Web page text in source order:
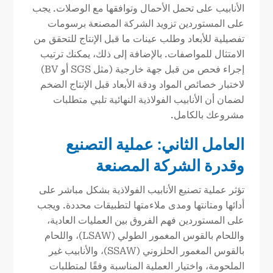
الأنابيب على تحمل الأحمال وتوافقها مع الوصلات. يجب
على المستوردين تزويد الشركة المصنعة برسومات
تفصيلية للأبعاد وطلب عينات ما قبل الإنتاج للتحقق من
الامتثال للمواصفات. بالإضافة إلى ذلك، يمكنك ترتيب
إجراء فحص من قبل جهة خارجية (مثل SGS أو BV)
لاختبار خصائص المواد ودقة الأبعاد قبل الإنتاج الضخم
لضمان أن الأنابيب الفولاذية النهائية تلبي متطلبات
مشروعك بالكامل.
العامل الثاني: عملية التصنيع
وقدرة الشركة المصنعة
تؤثر عملية تصنيع الأنابيب الفولاذية بشكل مباشر على
أدائها ومتانتها ومدى ملاءمتها لتطبيقات محددة. ويجب
على المستوردين فهم الفروق بين العمليات العادية،
واللحام بالقوس المغمور الطولي (LSAW)، واللحام
بالقوس المغمور الحلزوني (SSAW)، والأنابيب غير
الملحومة، واختيار العملية المناسبة وفقًا لمتطلبات